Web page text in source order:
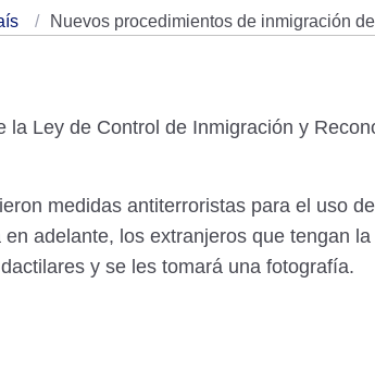
Nuevos procedimientos de inmigración
Ley de Control de Inmigración y
medidas antiterroristas para el uso
adelante, los extranjeros que tengan
y se les tomará una fotografía.